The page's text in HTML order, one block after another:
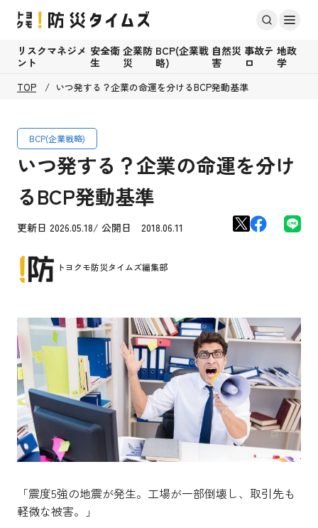
リスクマネジメ
ント
安全衛
生
企業防
災
BCP(企業戦
略)
自然災
害
事故テ
ロ
地政
学
TOP いつ発する？企業の命運を分けるBCP発動基準
BCP(企業戦略)
いつ発する？企業の命運を分け
るBCP発動基準
更新日 2026.05.18/ 公開日 2018.06.11
トヨクモ防災タイムズ編集部
「震度5強の地震が発生。工場が一部倒壊し、取引先も
軽微な被害。」